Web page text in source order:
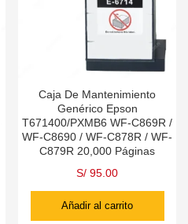
Caja De Mantenimiento
Genérico Epson
T671400/PXMB6 WF-C869R /
WF-C8690 / WF-C878R / WF-
C879R 20,000 Páginas
S/ 95.00
Añadir al carrito